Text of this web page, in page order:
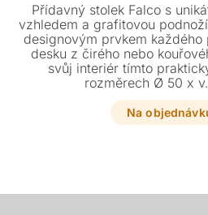
Přídavný stolek Falco s
vzhledem a grafitovou
designovým prvkem každého
desku z čirého nebo
svůj interiér tímto
rozměrech Ø 50 x
Na